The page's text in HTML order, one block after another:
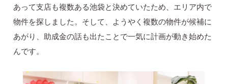
あって支店も複数ある池袋と決めていたため、エリア内で
物件を探しました。そして、ようやく複数の物件が候補に
あがり、助成金の話も出たことで一気に計画が動き始めた
んです。